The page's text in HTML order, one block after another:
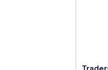
Traders